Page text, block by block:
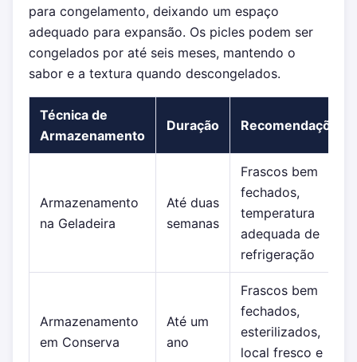
para congelamento, deixando um espaço
adequado para expansão. Os picles podem ser
congelados por até seis meses, mantendo o
sabor e a textura quando descongelados.
Técnica de
Armazenamento
Duração Recomendações
Armazenamento
na Geladeira
Até duas
semanas
Frascos bem
fechados,
temperatura
adequada de
refrigeração
Armazenamento
em Conserva
Até um
ano
Frascos bem
fechados,
esterilizados,
local fresco e